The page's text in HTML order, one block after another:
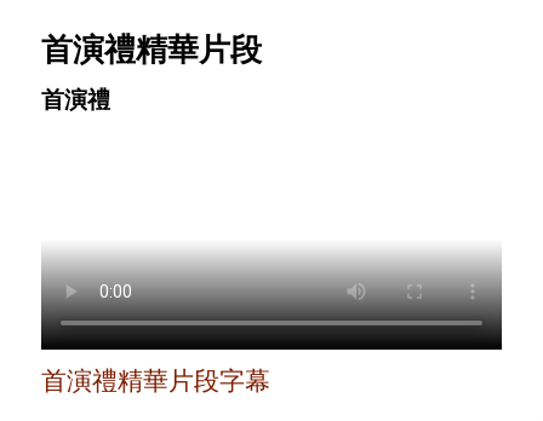
首演禮精華片段
首演禮
首演禮精華片段字幕